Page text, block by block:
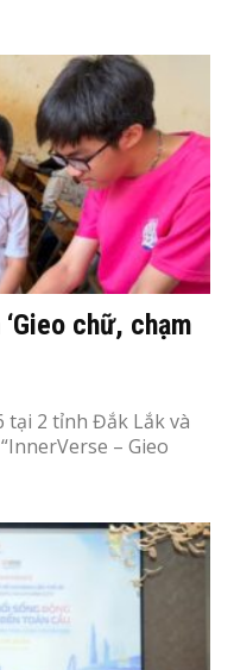
chữ, chạm
tại 2 tỉnh Đắk Lắk và
– Gieo